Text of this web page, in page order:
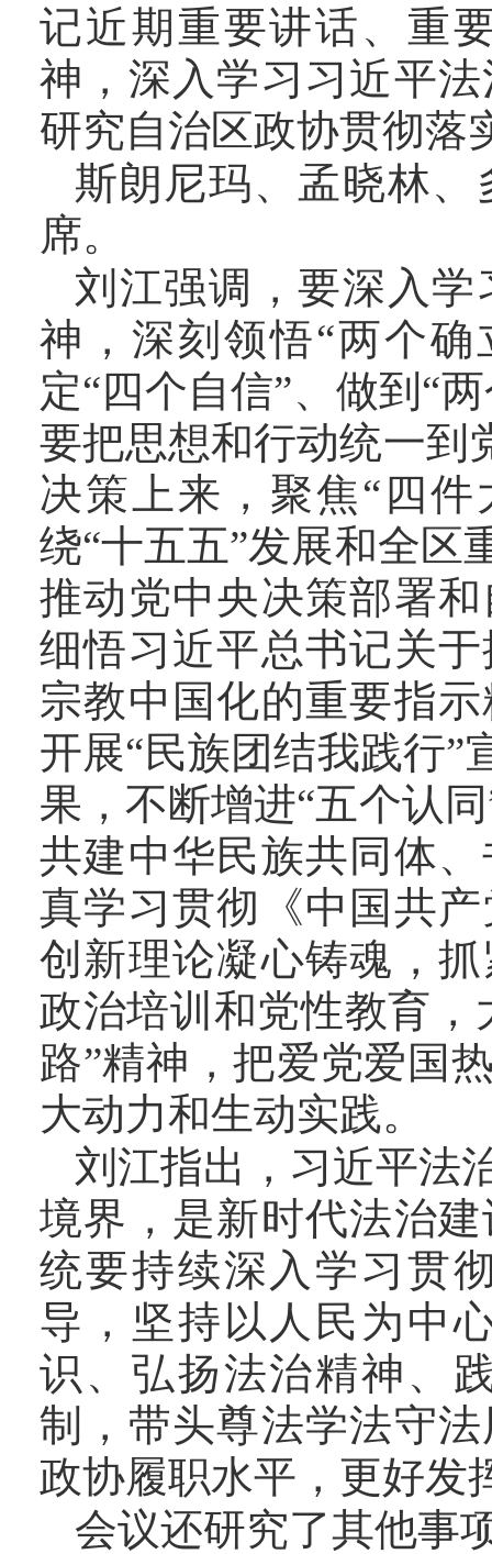
记近期重要讲话、重
神，深入学习习近平
研究自治区政协贯彻落
斯朗尼玛、孟晓林
席。
刘江强调，要深入
神，深刻领悟“两个确
定“四个自信”、做到 “
要把思想和行动统一到
决策上来，聚焦“ 四件
绕“十五五”发展和全区
推动党中央决策部署
细悟习近平总书记关
宗教中国化的重要指
开展“民族团结我践行”
果，不断增进“五个认
共建中华民族共同体
真学习贯彻《中国共
创新理论凝心铸魂，
政治培训和党性教育
路”精神，把爱党爱国
大动力和生动实践。
刘江指出，习近平法
境界，是新时代法治
统要持续深入学习贯
导，坚持以人民为中
识、弘扬法治精神、
制，带头尊法学法守
政协履职水平，更好发
会议还研究了其他